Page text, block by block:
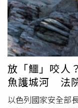
共同討論。新北市
全事件紀念活動，
經審議後認定符合
同意未來可依法公
由於涉及未成年身
家屬充分溝通並取
最佳利益、公共利
須完成最後簽核程
緩刑2年，民事賠
本」大幅縮減96％
在鄭姓鄰居愛犬照
片，再貼在社區群
和飼主的動機，因
羈押」，社會大眾
犯嫌重大，吳姓女
感，甚至懷疑飼主
有人把寵物照連結
放「鱷」咬人
魚護城河 法
以色列國家安全部